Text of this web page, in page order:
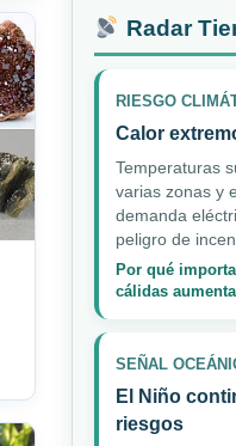
Radar
RIESGO
Calor
Temperaturas
varias zonas y
demanda
peligro de
Por qué
cálidas
SEÑAL
El Niño
riesgos